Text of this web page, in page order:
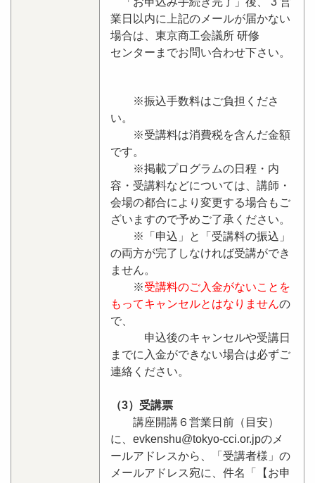
業日以内に上記のメールが届かない
場合は、東京商工会議所 研修
センターまでお問い合わせ下さい。
※振込手数料はご負担くださ
い。
※受講料は消費税を含んだ金額
です。
※掲載プログラムの日程・内
容・受講料などについては、講師・
会場の都合により変更する場合もご
ざいますので予めご了承ください。
※「申込」と「受講料の振込」
の両方が完了しなければ受講ができ
ません。
※受講料のご入金がないことを
もってキャンセルとはなりませんの
で、
申込後のキャンセルや受講日
までに入金ができない場合は必ずご
連絡ください。
（3）受講票
講座開講６営業日前（目安）
に、evkenshu@tokyo-cci.or.jpのメ
ールアドレスから、「受講者様」の
メールアドレス宛に、件名「【お申